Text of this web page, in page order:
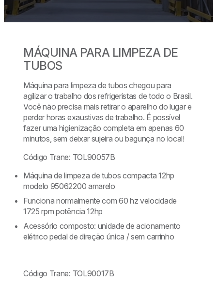
MÁQUINA PARA LIMPEZA DE
TUBOS
Máquina para limpeza de tubos chegou para
agilizar o trabalho dos refrigeristas de todo o Brasil.
Você não precisa mais retirar o aparelho do lugar e
perder horas exaustivas de trabalho. É possível
fazer uma higienização completa em apenas 60
minutos, sem deixar sujeira ou bagunça no local!
Código Trane: TOL90057B
Máquina de limpeza de tubos compacta 12hp
modelo 95062200 amarelo
Funciona normalmente com 60 hz velocidade
1725 rpm potência 12hp
Acessório composto: unidade de acionamento
elétrico pedal de direção única / sem carrinho
Código Trane: TOL90017B